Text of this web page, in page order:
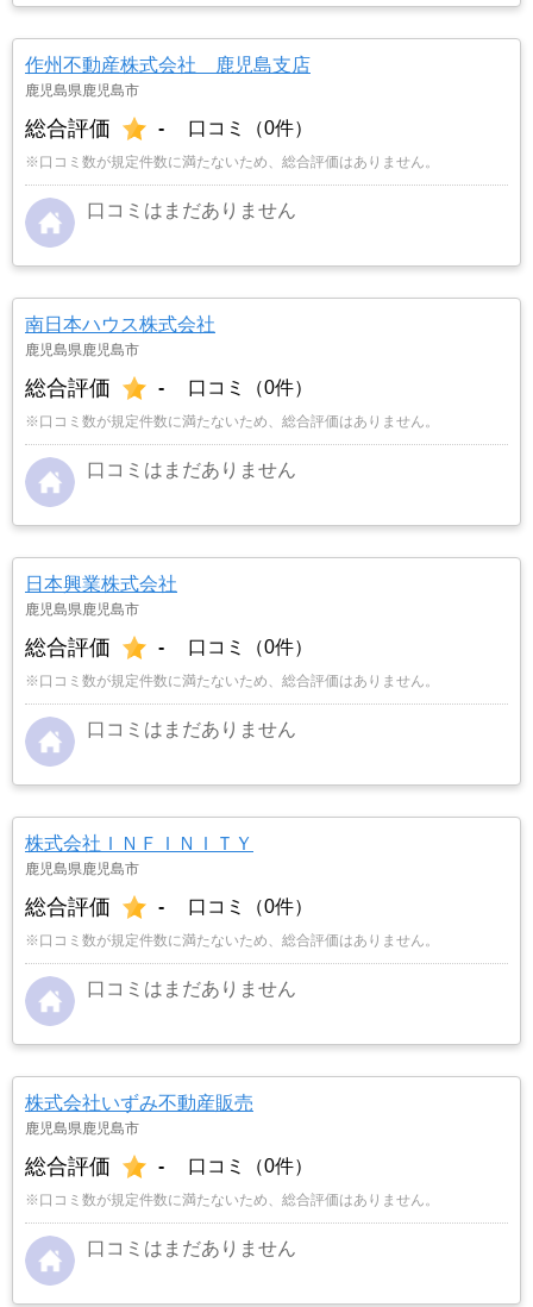
作州不動産株式会社 鹿児島支店
鹿児島県鹿児島市
総合評価 - 口コミ（0件）
※口コミ数が規定件数に満たないため、総合評価はありません。
口コミはまだありません
南日本ハウス株式会社
鹿児島県鹿児島市
総合評価 - 口コミ（0件）
※口コミ数が規定件数に満たないため、総合評価はありません。
口コミはまだありません
日本興業株式会社
鹿児島県鹿児島市
総合評価 - 口コミ（0件）
※口コミ数が規定件数に満たないため、総合評価はありません。
口コミはまだありません
株式会社ＩＮＦＩＮＩＴＹ
鹿児島県鹿児島市
総合評価 - 口コミ（0件）
※口コミ数が規定件数に満たないため、総合評価はありません。
口コミはまだありません
株式会社いずみ不動産販売
鹿児島県鹿児島市
総合評価 - 口コミ（0件）
※口コミ数が規定件数に満たないため、総合評価はありません。
口コミはまだありません